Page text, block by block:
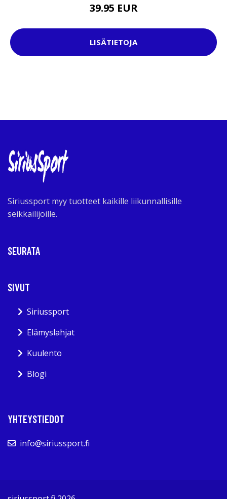
39.95 EUR
LISÄTIETOJA
Siriussport myy tuotteet kaikille liikunnallisille
seikkailijoille.
SEURATA
SIVUT
Siriussport
Elämyslahjat
Kuulento
Blogi
YHTEYSTIEDOT
info@siriussport.fi